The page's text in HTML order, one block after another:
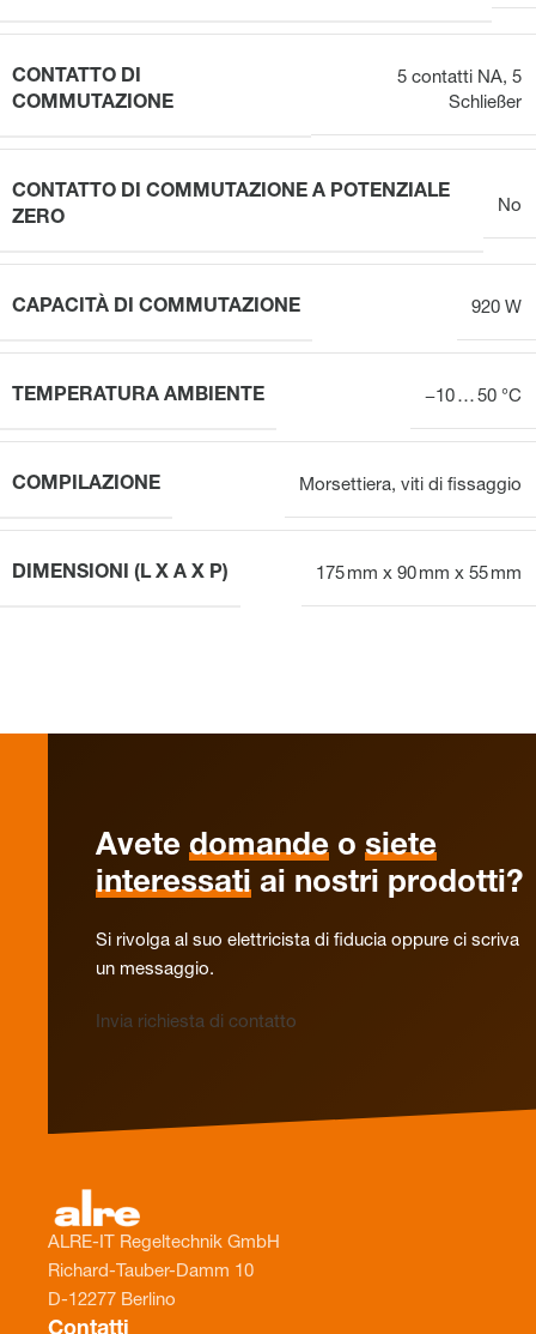
CONTATTO DI
COMMUTAZIONE
5 contatti NA, 5
Schließer
CONTATTO DI COMMUTAZIONE A POTENZIALE
ZERO
No
CAPACITÀ DI COMMUTAZIONE 920 W
TEMPERATURA AMBIENTE −10 … 50 °C
COMPILAZIONE Morsettiera, viti di fissaggio
DIMENSIONI (L X A X P) 175 mm x 90 mm x 55 mm
Avete domande o siete
interessati ai nostri prodotti?
Si rivolga al suo elettricista di fiducia oppure ci scriva
un messaggio.
Invia richiesta di contatto
ALRE-IT Regeltechnik GmbH
Richard-Tauber-Damm 10
D-12277 Berlino